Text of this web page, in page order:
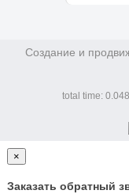
Создание и
total time:
×
Заказать обратный